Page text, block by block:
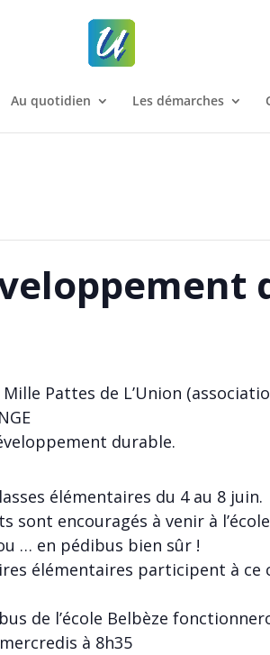
Au quotidien Les démarches
Pattes de L’Union
durable.
élémentaires du 4 au 8 juin.
sont encouragés à venir à
… en pédibus bien sûr !
élémentaires participent à ce
de l’école Belbèze
à 8h35